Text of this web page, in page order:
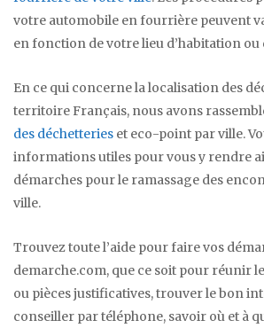
votre automobile en fourrière peuvent
en fonction de votre lieu d’habitation ou
En ce qui concerne la localisation des
territoire Français, nous avons
des déchetteries et eco-point par ville.
informations utiles pour vous y rendre
démarches pour le ramassage des
ville.
Trouvez toute l’aide pour faire vos
demarche.com, que ce soit pour réunir
ou pièces justificatives, trouver le bon
conseiller par téléphone, savoir où et à